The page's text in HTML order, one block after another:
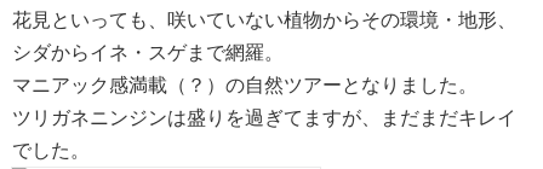
花見といっても、咲いていない植物からその環境・地形、
シダからイネ・スゲまで網羅。
マニアック感満載（？）の自然ツアーとなりました。
ツリガネニンジンは盛りを過ぎてますが、まだまだキレイ
でした。